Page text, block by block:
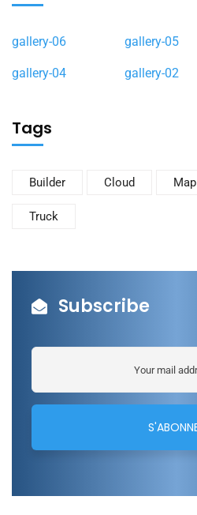
gallery-06 gallery-05
gallery-04 gallery-02
Tags
Builder Cloud Map
Truck
Subscribe